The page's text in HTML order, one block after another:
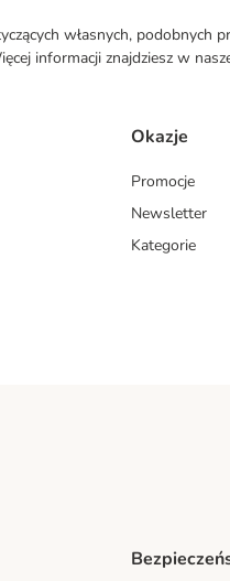
własnych,
informacji znajdziesz w
Okazje
Promocje
Newsletter
Kategorie